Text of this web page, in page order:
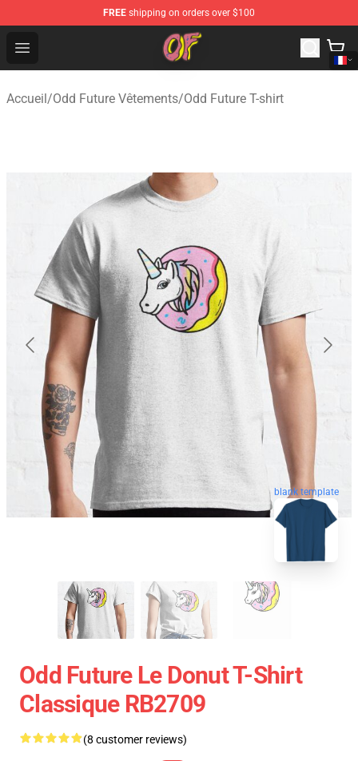
FREE shipping on orders over $100
Open menu
Odd Future Shop - Official Odd Future Merchandise Store
Accueil/Odd Future Vêtements/Odd Future T-shirt
blank template
Odd Future Le Donut T-Shirt
Classique RB2709
(8 customer reviews)